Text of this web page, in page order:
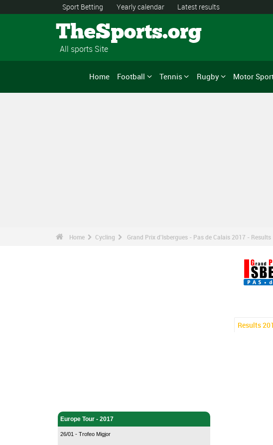
Sport Betting Yearly calendar Latest results
TheSports.org
All sports Site
Home Football Tennis Rugby Motor
Home Cycling Grand Prix d'Isbergues - Pas de Calais 2017 - Results
Europe Tour - 2017
26/01 - Trofeo Migjor
Results